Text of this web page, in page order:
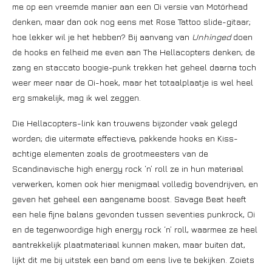
me op een vreemde manier aan een Oi versie van Motörhead
denken, maar dan ook nog eens met Rose Tattoo slide-gitaar;
hoe lekker wil je het hebben? Bij aanvang van Unhingeddoen
de hooks en felheid me even aan The Hellacopters denken; de
zang en staccato boogie-punk trekken het geheel daarna toch
weer meer naar de Oi-hoek, maar het totaalplaatje is wel heel
erg smakelijk, mag ik wel zeggen.
Die Hellacopters-link kan trouwens bijzonder vaak gelegd
worden; die uitermate effectieve, pakkende hooks en Kiss-
achtige elementen zoals de grootmeesters van de
Scandinavische high energy rock ‘n’ roll ze in hun materiaal
verwerken, komen ook hier menigmaal volledig bovendrijven, en
geven het geheel een aangename boost. Savage Beat heeft
een hele fijne balans gevonden tussen seventies punkrock, Oi
en de tegenwoordige high energy rock ‘n’ roll, waarmee ze heel
aantrekkelijk plaatmateriaal kunnen maken, maar buiten dat,
lijkt dit me bij uitstek een band om eens live te bekijken. Zoiets